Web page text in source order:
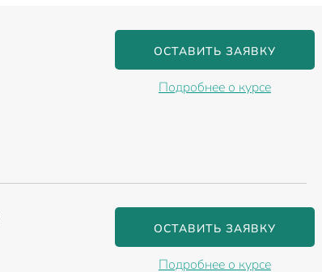
ОСТАВИТЬ ЗАЯВКУ
Подробнее о курсе
ОСТАВИТЬ ЗАЯВКУ
Подробнее о курсе